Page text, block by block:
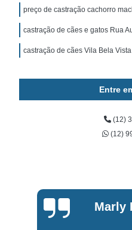
preço de castração cachorro
castração de cães e gatos Rua
castração de cães Vila Bela Vista
Entre
(12)
(12)
Marly